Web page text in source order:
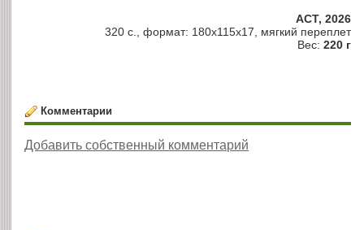
АСТ, 2026
320 с., формат: 180x115x17, мягкий переплет
Вес: 220 г
Комментарии
Добавить собственный комментарий